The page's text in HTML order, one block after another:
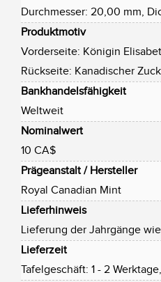
Durchmesser: 20,00 mm,
Produktmotiv
Vorderseite: Königin
Rückseite: Kanadischer
Bankhandelsfähigkeit
Weltweit
Nominalwert
10 CA$
Prägeanstalt / Hersteller
Royal Canadian Mint
Lieferhinweis
Lieferung der Jahrgänge
Lieferzeit
Tafelgeschäft: 1 - 2